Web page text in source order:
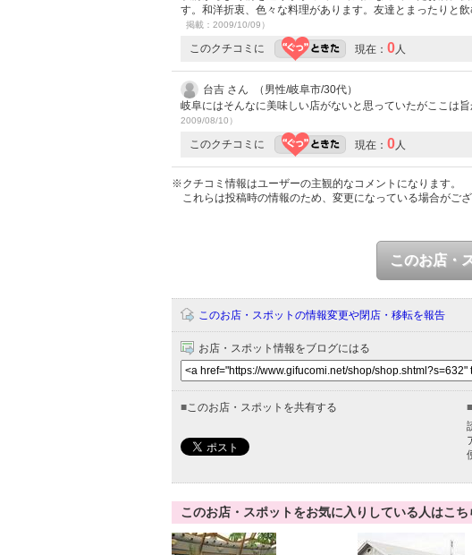
す。和洋折衷、色々な料理があります。友達とまったりと
掲載：2009/10/09）
このクチコミに 現在： 0人
台吉 さん （男性/岐阜市/30代）
岐阜にはそんなに美味しい店がないと思っていたがここは
2009/08/10）
このクチコミに 現在： 0人
※クチコミ情報はユーザーの主観的なコメントになります。
これらは投稿時の情報のため、変更になっている場合がご
このお店・
このお店・スポットの情報変更や閉店・移転を報告
お店・スポット情報をブログにはる
■このお店・スポットを共有する ■
このお店・スポットをお気に入りしている人はこ